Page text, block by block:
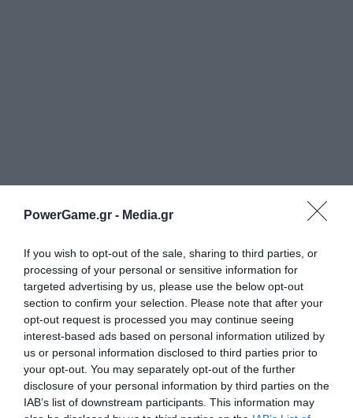
PowerGame.gr - Media.gr
If you wish to opt-out of the sale, sharing to third parties, or
processing of your personal or sensitive information for
targeted advertising by us, please use the below opt-out
section to confirm your selection. Please note that after your
opt-out request is processed you may continue seeing
interest-based ads based on personal information utilized by
us or personal information disclosed to third parties prior to
your opt-out. You may separately opt-out of the further
disclosure of your personal information by third parties on the
IAB’s list of downstream participants. This information may
Και ποιον θα πείσουμε, ότι η ελληνική πολιτεία
σκύβει, έστω με χρονοκαθυστέρηση δεκαετιών,
πάνω στην ανάγκη για πολυεπίπεδη ανάπτυξη
της ακριτικής περιοχής, όταν οι ίδιοι δεν
καταφέρνουμε να ξεπεράσουμε τις κομματικές
τακτικές του περασμένου αιώνα; Πώς όταν
ευαγγελιζόμαστε ανάπτυξη δια του
ακρωτηριασμού;